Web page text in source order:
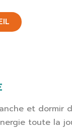
et dormir
toute la